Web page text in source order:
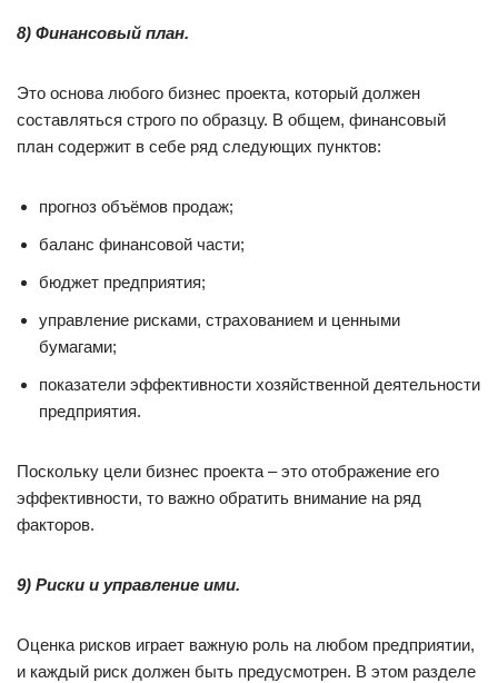
8) Финансовый план.
Это основа любого бизнес проекта, который должен
составляться строго по образцу. В общем, финансовый
план содержит в себе ряд следующих пунктов:
прогноз объёмов продаж;
баланс финансовой части;
бюджет предприятия;
управление рисками, страхованием и ценными
бумагами;
показатели эффективности хозяйственной деятельности
предприятия.
Поскольку цели бизнес проекта – это отображение его
эффективности, то важно обратить внимание на ряд
факторов.
9) Риски и управление ими.
Оценка рисков играет важную роль на любом предприятии,
и каждый риск должен быть предусмотрен. В этом разделе